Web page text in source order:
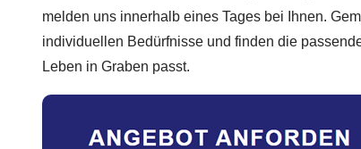
melden uns innerhalb eines Tages bei Ihnen.
individuellen Bedürfnisse und finden die
Leben in Graben passt.